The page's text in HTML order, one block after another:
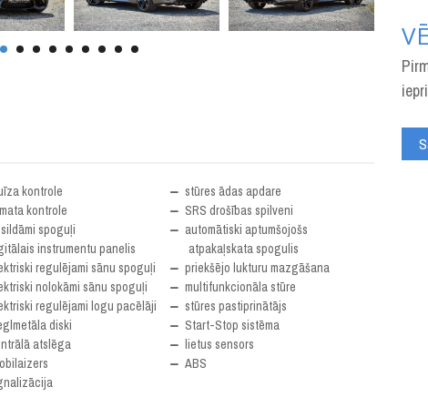
kontrole
kontrole
spoguļi
instrumentu panelis
regulējami sānu spoguļi
nolokāmi sānu spoguļi
regulējami logu pacēlāji
diski
atslēga
stūres ādas apdare
SRS drošības spilveni
automātiski aptumšojošs
atpakaļskata spogulis
priekšējo lukturu mazgāšana
multifunkcionāla stūre
stūres pastiprinātājs
Start-Stop sistēma
lietus sensors
ABS